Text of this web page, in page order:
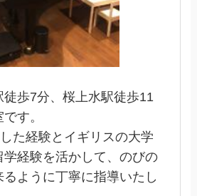
徒歩7分、桜上水駅徒歩11
す。
た経験とイギリスの大学
学経験を活かして、のびの
ように丁寧に指導いたし